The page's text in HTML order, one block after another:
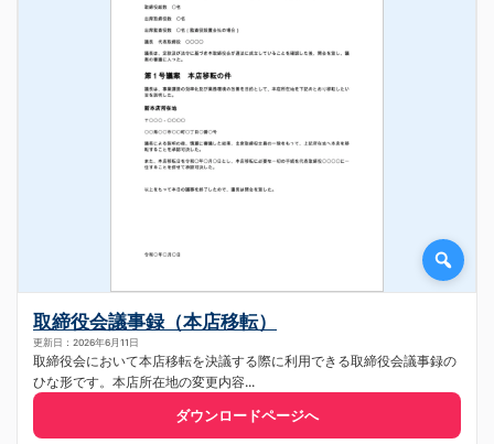
取締役会議事録（本店移転）
更新日：2026年6月11日
取締役会において本店移転を決議する際に利用できる取締役会議事録の
ひな形です。本店所在地の変更内容...
ダウンロードページへ